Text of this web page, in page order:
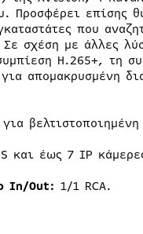
Προσφέρει επίσης
που
σχέση με άλλες
H.265+, τη
απομακρυσμένη
βελτιστοποιημένη
και έως 7 IP
In/Out: 1/1 RCA.